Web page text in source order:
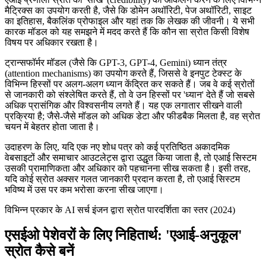
मैट्रिक्स का उपयोग करती है, जैसे कि डोमेन अथॉरिटी, पेज अथॉरिटी, साइट
का इतिहास, बैकलिंक प्रोफाइल और यहां तक कि लेखक की जीवनी। ये सभी
कारक मॉडल को यह समझने में मदद करते हैं कि कौन सा स्रोत किसी विशेष
विषय पर अधिकार रखता है।
ट्रान्सफॉर्मर मॉडल (जैसे कि GPT-3, GPT-4, Gemini) ध्यान तंत्र
(attention mechanisms) का उपयोग करते हैं, जिससे वे इनपुट टेक्स्ट के
विभिन्न हिस्सों पर अलग-अलग ध्यान केंद्रित कर सकते हैं। जब वे कई स्रोतों
से जानकारी को संश्लेषित करते हैं, तो वे उन हिस्सों पर 'ध्यान' देते हैं जो सबसे
अधिक प्रासंगिक और विश्वसनीय लगते हैं। यह एक लगातार सीखने वाली
प्रक्रिया है; जैसे-जैसे मॉडल को अधिक डेटा और फीडबैक मिलता है, वह स्रोत
चयन में बेहतर होता जाता है।
उदाहरण के लिए, यदि एक नए शोध पत्र को कई प्रतिष्ठित अकादमिक
वेबसाइटों और समाचार आउटलेट्स द्वारा उद्धृत किया जाता है, तो एआई सिस्टम
उसकी प्रामाणिकता और अधिकार को पहचानना सीख सकता है। इसी तरह,
यदि कोई स्रोत अक्सर गलत जानकारी प्रदान करता है, तो एआई सिस्टम
भविष्य में उस पर कम भरोसा करना सीख जाएगा।
विभिन्न प्रकार के AI सर्च इंजन द्वारा स्रोत पारदर्शिता का स्तर (2024)
एसईओ पेशेवरों के लिए निहितार्थ: 'एआई-अनुकूल'
स्रोत कैसे बनें